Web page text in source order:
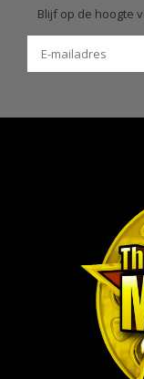
Blijf op de hoogte